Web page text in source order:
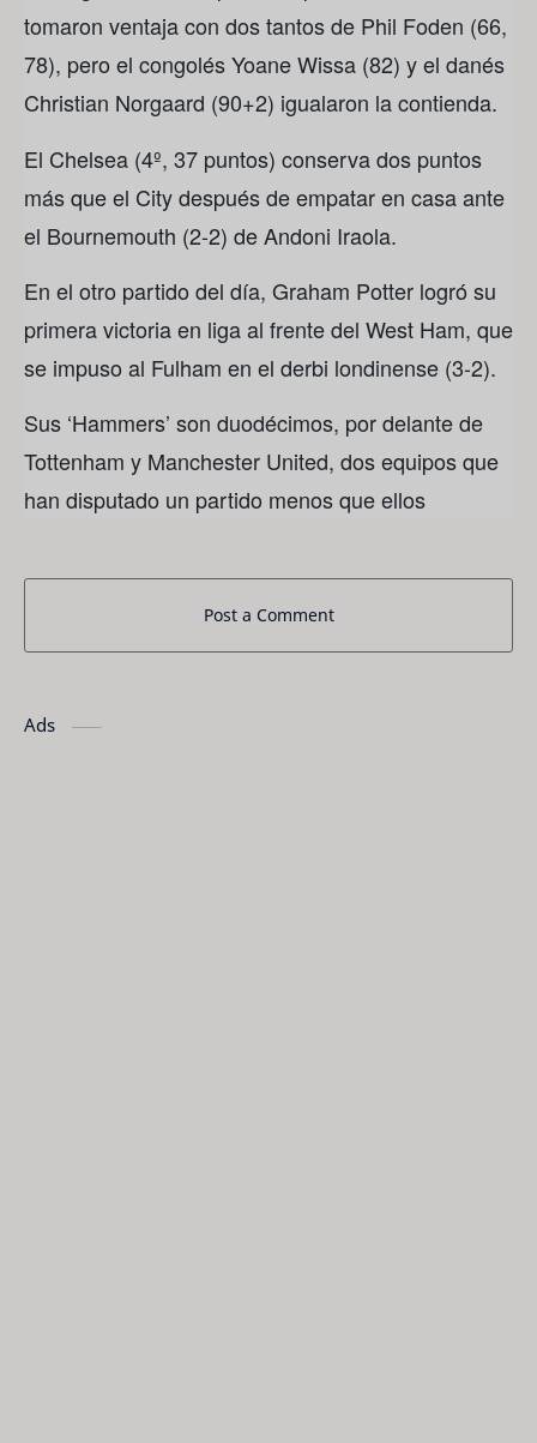
tomaron ventaja con dos tantos de Phil Foden (66,
78), pero el congolés Yoane Wissa (82) y el danés
Christian Norgaard (90+2) igualaron la contienda.
El Chelsea (4º, 37 puntos) conserva dos puntos
más que el City después de empatar en casa ante
el Bournemouth (2-2) de Andoni Iraola.
En el otro partido del día, Graham Potter logró su
primera victoria en liga al frente del West Ham, que
se impuso al Fulham en el derbi londinense (3-2).
Sus ‘Hammers’ son duodécimos, por delante de
Tottenham y Manchester United, dos equipos que
han disputado un partido menos que ellos
Post a Comment
Ads